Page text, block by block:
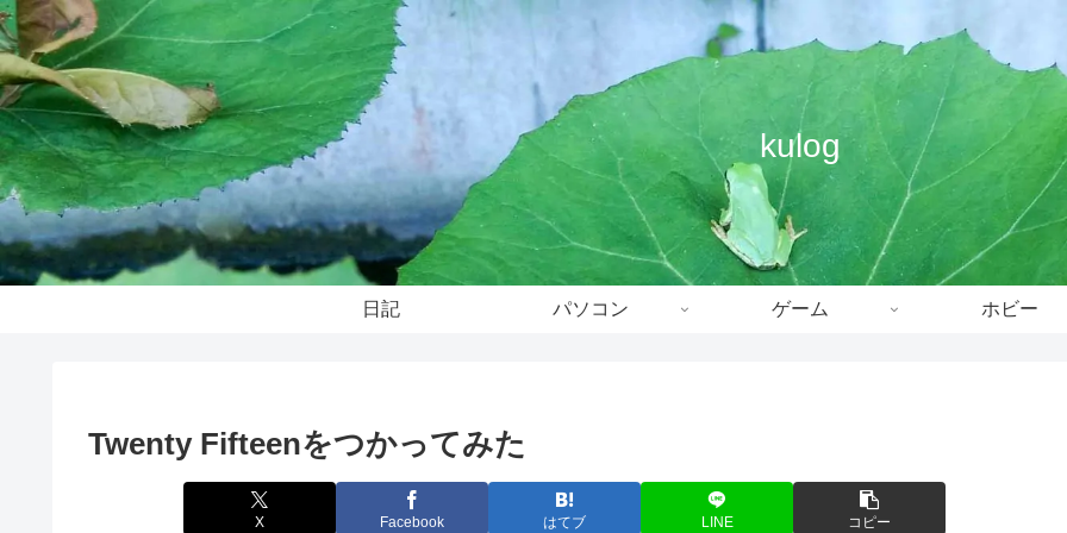
kulog
日記 パソコン ゲーム ホビー
Twenty Fifteenをつかってみた
X Facebook はてブ LINE コピー